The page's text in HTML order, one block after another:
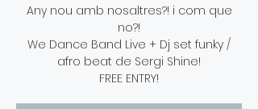
Any nou amb nosaltres?! i com que
no?!
We Dance Band Live + Dj set funky /
afro beat de Sergi Shine!
FREE ENTRY!